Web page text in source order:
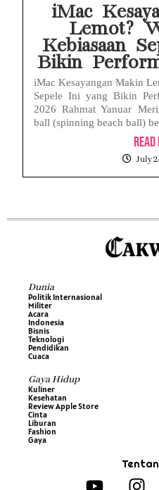
iMac
Lemot?
Kebiasaan
Bikin
iMac Kesayangan Makin
Sepele Ini yang Bikin
2026 Rahmat Yanuar
ball (spinning beach ball)
July
Dunia
Politik Internasional
Militer
Acara
Indonesia
Bisnis
Teknologi
Pendidikan
Cuaca
Gaya Hidup
Kuliner
Kesehatan
Review Apple Store
Cinta
Liburan
Fashion
Gaya